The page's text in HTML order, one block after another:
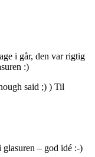
i går, den var rigtig
:)
said ;) ) Til
– god idé :-)